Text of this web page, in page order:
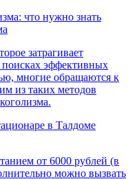
затрагивает
эффективных
многие обращаются к
из таких методов
от 6000 рублей (в
можно вызвать